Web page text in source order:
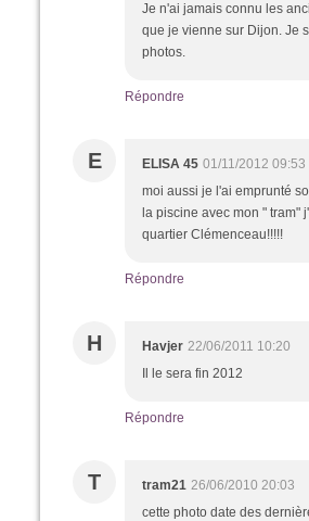
Je n'ai jamais connu les
que je vienne sur Dijon. Je
photos.
Répondre
E ELISA 45 01/11/2012 09:53
moi aussi je l'ai emprunté
la piscine avec mon "
quartier Clémenceau!!!!!
Répondre
H Havjer 22/06/2011 10:20
Il le sera fin 2012
Répondre
T tram21 26/06/2010 20:03
cette photo date des